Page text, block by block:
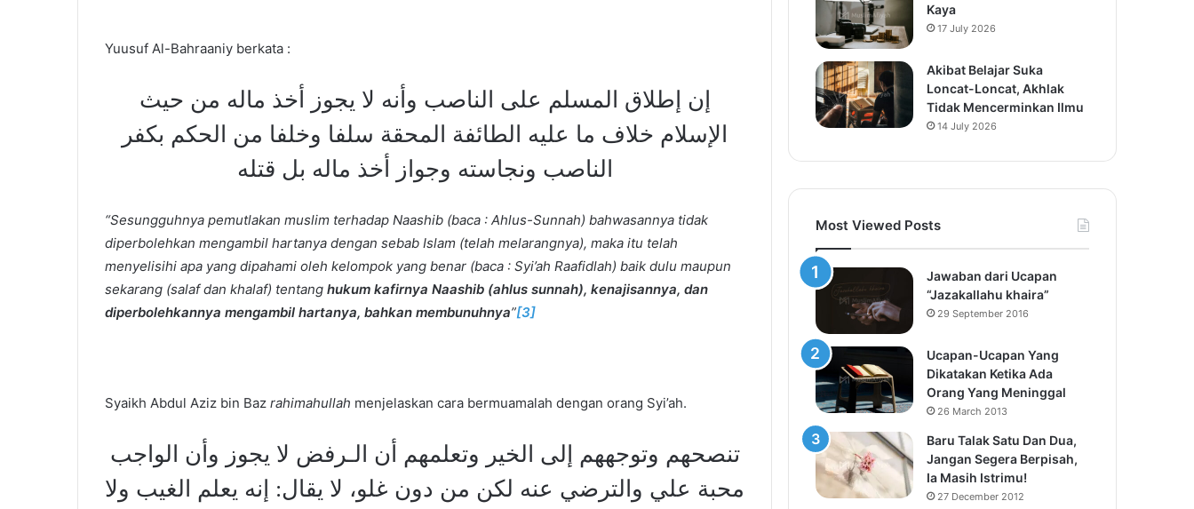
Yuusuf Al-Bahraaniy berkata :
إن إطلاق المسلم على الناصب وأنه لا يجوز أخذ ماله من حيث
الإسلام خلاف ما عليه الطائفة المحقة سلفا وخلفا من الحكم بكفر
الناصب ونجاسته وجواز أخذ ماله بل قتله
“Sesungguhnya pemutlakan muslim terhadap Naashib (baca : Ahlus-Sunnah) bahwasannya tidak
diperbolehkan mengambil hartanya dengan sebab Islam (telah melarangnya), maka itu telah
menyelisihi apa yang dipahami oleh kelompok yang benar (baca : Syi’ah Raafidlah) baik dulu maupun
sekarang (salaf dan khalaf) tentang hukum kafirnya Naashib (ahlus sunnah), kenajisannya, dan
diperbolehkannya mengambil hartanya, bahkan membunuhnya”[3]
Syaikh Abdul Aziz bin Baz rahimahullah menjelaskan cara bermuamalah dengan orang Syi’ah.
تنصحهم وتوجههم إلى الخير وتعلمهم أن الـرفض لا يجوز وأن الواجب
محبة علي والترضي عنه لكن من دون غلو، لا يقال: إنه يعلم الغيب ولا
Kaya
17 July 2026
Akibat Belajar Suka
Loncat-Loncat, Akhlak
Tidak Mencerminkan Ilmu
14 July 2026
Most Viewed Posts
Jawaban dari Ucapan
“Jazakallahu khaira”
29 September 2016
Ucapan-Ucapan Yang
Dikatakan Ketika Ada
Orang Yang Meninggal
26 March 2013
Baru Talak Satu Dan Dua,
Jangan Segera Berpisah,
Ia Masih Istrimu!
27 December 2012